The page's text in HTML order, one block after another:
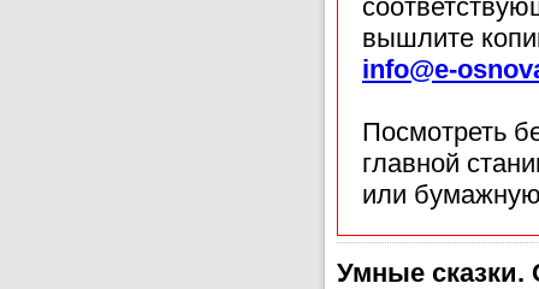
вышлите
info@e-
Посмотреть
главной
или
Умные сказки.